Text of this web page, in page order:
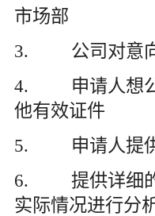
市场部
3. 公司对意向
4. 申请人想公
他有效证件
5. 申请人提供
6. 提供详细的
实际情况进行分